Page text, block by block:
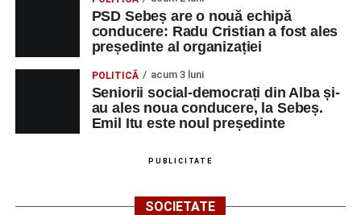
PSD Sebeș are o nouă echipă
conducere: Radu Cristian a fost ales
președinte al organizației
POLITICĂ acum 3 luni
Seniorii social-democrați din Alba și-
au ales noua conducere, la Sebeș.
Emil Itu este noul președinte
PUBLICITATE
SOCIETATE